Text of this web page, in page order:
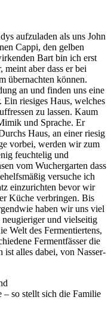
aufzuladen als uns John
Cappi, den gelben
Bart bin ich erst
aber dass er bei
übernachten können.
an und finden uns eine
Ein riesiges Haus, welches
zu lassen. Kaum
und Sprache. Er
Haus, an einer riesig
vorbei, werden wir zum
feuchtelig und
vom Wuchergarten dass
versuche ich
einzurichten bevor wir
Küche verbringen. Bis
haben wir uns viel
neugieriger und vielseitig
Welt des Fermentiertens,
Fermentfässer die
ist alles dabei, von Nasser-
– so stellt sich die Familie